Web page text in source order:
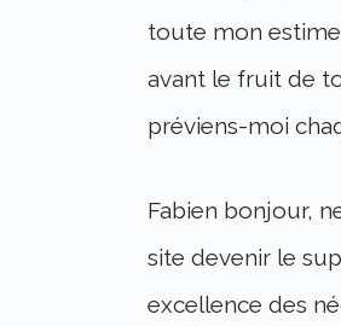
toute mon
avant le fruit de
préviens-moi
Fabien bonjour,
site devenir le
excellence des